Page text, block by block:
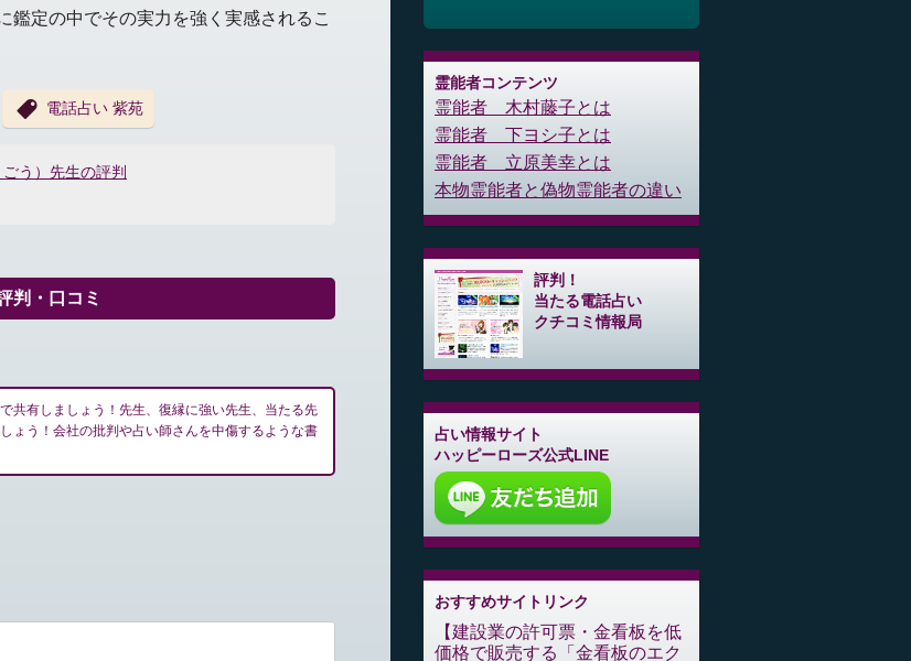
鑑定の中でその実力を強く実感されるこ
電話占い 紫苑
う）先生の評判
判・口コミ
共有しましょう！先生、復縁に強い先生、当たる先
ょう！会社の批判や占い師さんを中傷するような書
霊能者コンテンツ
霊能者 木村藤子とは
霊能者 下ヨシ子とは
霊能者 立原美幸とは
本物霊能者と偽物霊能者の違い
評判！
当たる電話占い
クチコミ情報局
占い情報サイト
ハッピーローズ公式LINE
おすすめサイトリンク
建設業の許可票・金看板を低
価格で販売する「金看板のエク